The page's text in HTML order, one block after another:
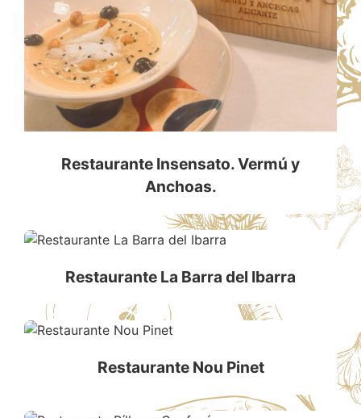
Restaurante Insensato. Vermú y
Anchoas.
Restaurante La Barra del Ibarra
Restaurante Nou Pinet